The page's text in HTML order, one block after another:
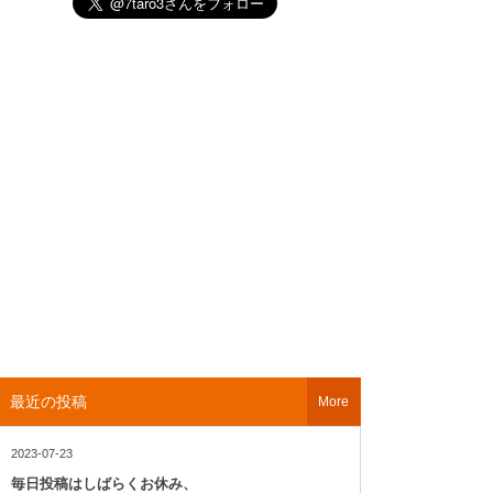
最近の投稿
2023-07-23
毎日投稿はしばらくお休み、
More